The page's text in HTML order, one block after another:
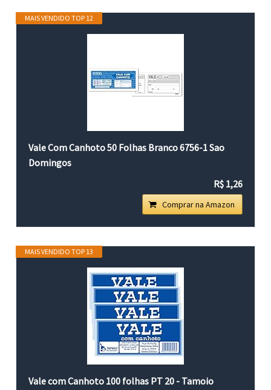
MAIS VENDIDO TOP 12
Vale Com Canhoto 50 Folhas Branco 6756-1 Sao
Domingos
R$ 1,26
Comprar na Amazon
MAIS VENDIDO TOP 13
Vale com Canhoto 100 folhas PT 20 - Tamoio